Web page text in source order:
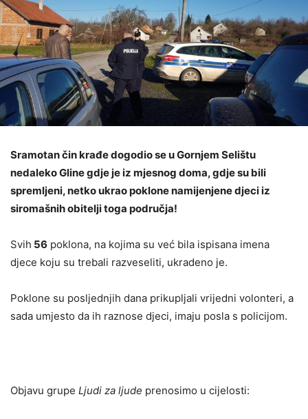
Sramotan čin krađe dogodio se u Gornjem Selištu
nedaleko Gline gdje je iz mjesnog doma, gdje su bili
spremljeni, netko ukrao poklone namijenjene djeci iz
siromašnih obitelji toga područja!
Svih 56 poklona, na kojima su već bila ispisana imena
djece koju su trebali razveseliti, ukradeno je.
Poklone su posljednjih dana prikupljali vrijedni volonteri, a
sada umjesto da ih raznose djeci, imaju posla s policijom.
Objavu grupe Ljudi za ljude prenosimo u cijelosti: